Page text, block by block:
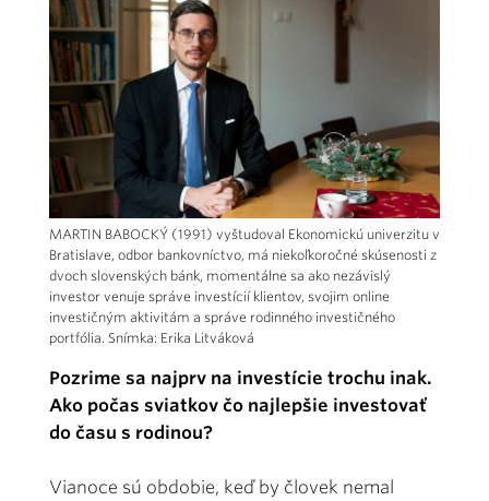
MARTIN BABOCKÝ (1991) vyštudoval Ekonomickú univerzitu v
Bratislave, odbor bankovníctvo, má niekoľkoročné skúsenosti z
dvoch slovenských bánk, momentálne sa ako nezávislý
investor venuje správe investícií klientov, svojim online
investičným aktivitám a správe rodinného investičného
portfólia. Snímka: Erika Litváková
Pozrime sa najprv na investície trochu inak.
Ako počas sviatkov čo najlepšie investovať
do času s rodinou?
Vianoce sú obdobie, keď by človek nemal